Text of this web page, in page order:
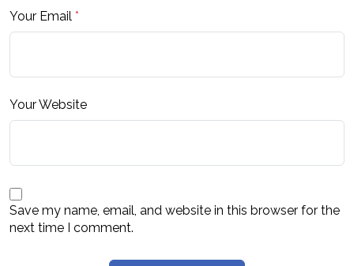
Your Email *
Your Website
Save my name, email, and website in this browser for the
next time I comment.